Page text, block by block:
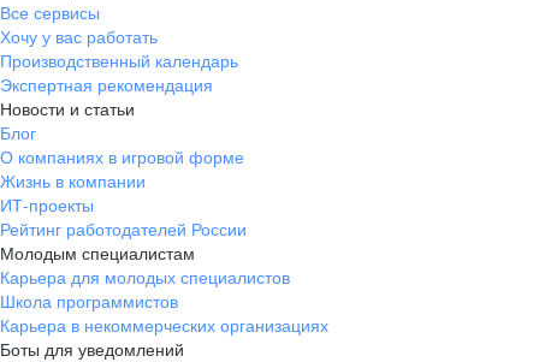
Все сервисы
Хочу у вас работать
Производственный календарь
Экспертная рекомендация
Новости и статьи
Блог
О компаниях в игровой форме
Жизнь в компании
ИТ-проекты
Рейтинг работодателей России
Молодым специалистам
Карьера для молодых специалистов
Школа программистов
Карьера в некоммерческих организациях
Боты для уведомлений